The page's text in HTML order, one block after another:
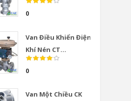
0
Van Điều Khiển Điện
Khí Nén CT...
0
Van Một Chiều CK